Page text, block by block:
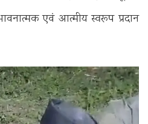
एवं आत्मीय स्वरूप प्रदान